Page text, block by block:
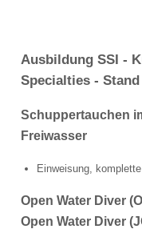
Großes Umkleidezelt
Rödeltische zum Auf-
Verkauf und Vermietung
Ausbildung SSI -
Specialties -
Schuppertauchen
Freiwasser
Einweisung,
Open Water Diver
Open Water Diver